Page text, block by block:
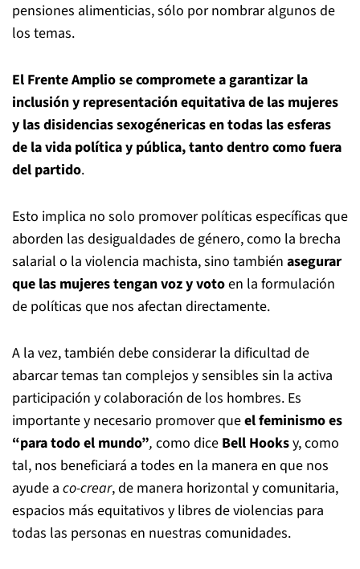
pensiones alimenticias, sólo por nombrar algunos de
los temas.
El Frente Amplio se compromete a garantizar la
inclusión y representación equitativa de las mujeres
y las disidencias sexogénericas en todas las esferas
de la vida política y pública, tanto dentro como fuera
del partido.
Esto implica no solo promover políticas específicas que
aborden las desigualdades de género, como la brecha
salarial o la violencia machista, sino también asegurar
que las mujeres tengan voz y votoen la formulación
de políticas que nos afectan directamente.
A la vez, también debe considerar la dificultad de
abarcar temas tan complejos y sensibles sin la activa
participación y colaboración de los hombres. Es
importante y necesario promover queel feminismo es
“para todo el mundo”, como dice Bell Hooksy, como
tal, nos beneficiará a todes en la manera en que nos
ayude a co-crear, de manera horizontal y comunitaria,
espacios más equitativos y libres de violencias para
todas las personas en nuestras comunidades.